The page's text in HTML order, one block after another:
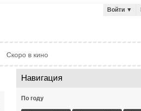
Войти ▼
Скоро в кино
Навигация
По году